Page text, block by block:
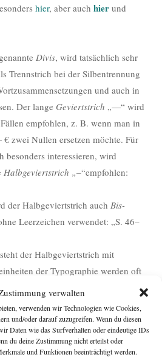
verwalten
verwenden wir Technologien wie Cookies,
und/oder darauf zuzugreifen. Wenn du diesen
Daten wie das Surfverhalten oder eindeutige IDs
du deine Zustimmung nicht erteilst oder
und Funktionen beeinträchtigt werden.
hier, aber auch hier und
Divis, wird tatsächlich sehr
Trennstrich bei der Silbentrennung
und auch in
Der lange Geviertstrich „—“ wird
empfohlen, z. B. wenn man in
zwei Nullen ersetzen möchte. Für
besonders interessieren, wird
Halbgeviertstrich „–“empfohlen:
der Halbgeviertstrich auch Bis-
Leerzeichen verwendet: „S. 46–
der Halbgeviertstrich mit
der Typographie werden oft
Halbgeviertstrich ganz einfach mit
-“ einfügen, unter Windows mit